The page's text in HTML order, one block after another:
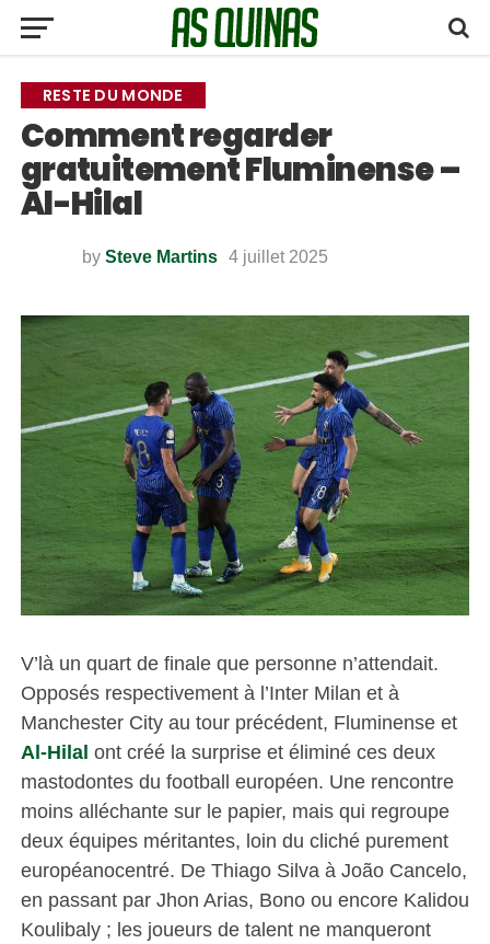
RESTE DU MONDE
Comment regarder
gratuitement Fluminense –
Al-Hilal
by Steve Martins 4 juillet 2025
V’là un quart de finale que personne n’attendait.
Opposés respectivement à l’Inter Milan et à
Manchester City au tour précédent, Fluminense et
Al-Hilal ont créé la surprise et éliminé ces deux
mastodontes du football européen. Une rencontre
moins alléchante sur le papier, mais qui regroupe
deux équipes méritantes, loin du cliché purement
européanocentré. De Thiago Silva à João Cancelo,
en passant par Jhon Arias, Bono ou encore Kalidou
Koulibaly ; les joueurs de talent ne manqueront